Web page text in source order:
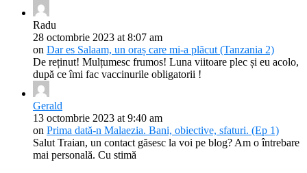
Radu
28 octombrie 2023 at 8:07 am
on Dar es Salaam, un oraș care mi-a plăcut (Tanzania 2)
De reținut! Mulțumesc frumos! Luna viitoare plec și eu acolo,
după ce îmi fac vaccinurile obligatorii !
Gerald
13 octombrie 2023 at 9:40 am
on Prima dată-n Malaezia. Bani, obiective, sfaturi. (Ep 1)
Salut Traian, un contact găsesc la voi pe blog? Am o întrebare
mai personală. Cu stimă